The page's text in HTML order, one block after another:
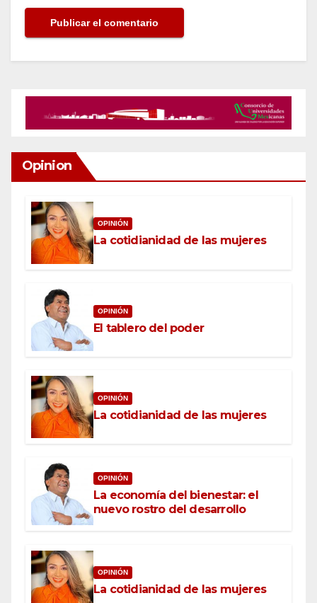
Opinion
OPINIÓN
La cotidianidad de las mujeres
OPINIÓN
El tablero del poder
OPINIÓN
La cotidianidad de las mujeres
OPINIÓN
La economía del bienestar: el
nuevo rostro del desarrollo
OPINIÓN
La cotidianidad de las mujeres